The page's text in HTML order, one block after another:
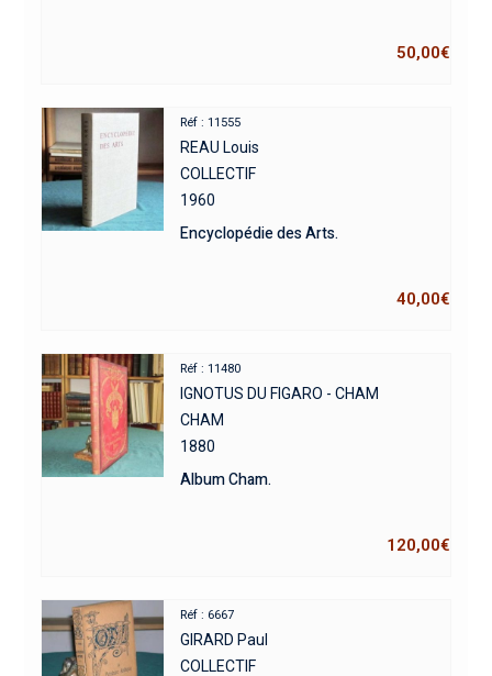
50,00€
Réf : 11555
REAU Louis
COLLECTIF
1960
Encyclopédie des Arts.
40,00€
Réf : 11480
IGNOTUS DU FIGARO - CHAM
CHAM
1880
Album Cham.
120,00€
Réf : 6667
GIRARD Paul
COLLECTIF